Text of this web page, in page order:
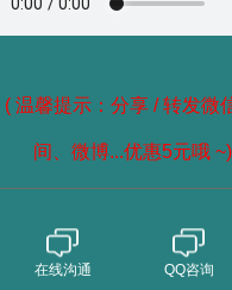
( 温馨提示：分享 / 转发微
间、微博...优惠5元哦 ~)
点这里查看>>>
在线沟通 QQ咨询